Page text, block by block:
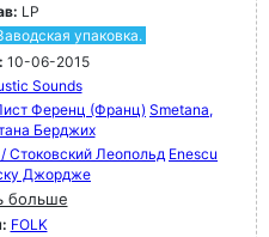
LP
упаковка.
10-06-2015
Sounds
Ференц (Франц) Smetana,
Берджих
Стоковский Леопольд Enescu
Джордже
больше
FOLK